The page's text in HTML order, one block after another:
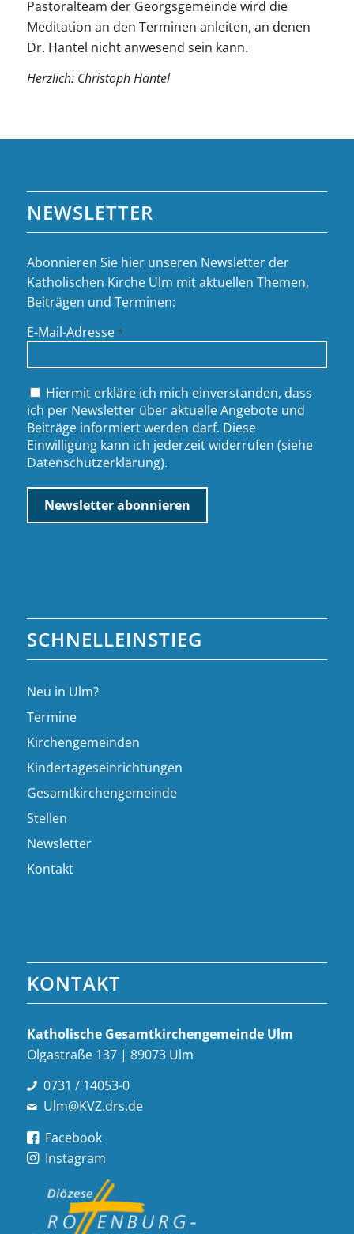
Pastoralteam der Georgsgemeinde wird die
Meditation an den Terminen anleiten, an denen
Dr. Hantel nicht anwesend sein kann.
Herzlich: Christoph Hantel
NEWSLETTER
Abonnieren Sie hier unseren Newsletter der
Katholischen Kirche Ulm mit aktuellen Themen,
Beiträgen und Terminen:
E-Mail-Adresse *
Hiermit erkläre ich mich einverstanden, dass
ich per Newsletter über aktuelle Angebote und
Beiträge informiert werden darf. Diese
Einwilligung kann ich jederzeit widerrufen (siehe
Datenschutzerklärung).
SCHNELLEINSTIEG
Neu in Ulm?
Termine
Kirchengemeinden
Kindertageseinrichtungen
Gesamtkirchengemeinde
Stellen
Newsletter
Kontakt
KONTAKT
Katholische Gesamt­kirchen­gemeinde Ulm
Olgastraße 137 | 89073 Ulm
0731 / 14053-0
Ulm@KVZ.drs.de
Facebook
Instagram